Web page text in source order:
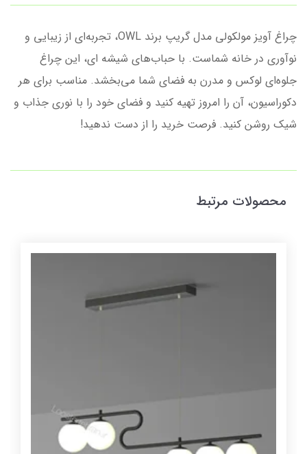
چراغ آویز مولکولی مدل گریپ برند OWL، تجربه‌ای از زیبایی و
نوآوری در خانه شماست. با حباب‌های شیشه ای، این چراغ
جلوه‌ای لوکس و مدرن به فضای شما می‌بخشد. مناسب برای هر
دکوراسیون، آن را امروز تهیه کنید و فضای خود را با نوری جذاب و
شیک روشن کنید. فرصت خرید را از دست ندهید!
محصولات مرتبط